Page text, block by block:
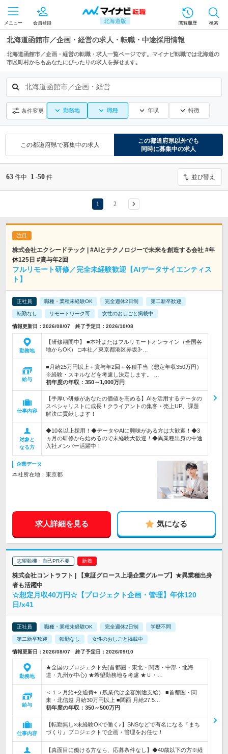
北海道版
メニュー 会員登録 閲覧履歴 検索
北海道函館市／企画・経営の求人・転職・中途採用情報
北海道函館市／企画・経営の転職・求人一覧ページです。マイナビ転職では北海道の
市区町村からもあなたにぴったりの求人を探せます。
北海道函館市／企画・経営
条件変更 勤務地 職種 年収 特徴
この都道府県で募集中の求人
この都道府県以外でも
同時に募集中の求人
63 件中 1 -50 件 並び替え
1 2
株式会社エクシードテック | #AIとテクノロジーで未来を創造する会社 #年
休125日 #賞与年2回
フルリモート研修／完全未経験歓迎【AIデータサイエンティス
ト】
正社員 職種・業種未経験OK 完全週休2日制 第二新卒歓迎
転勤なし リモートワーク可 女性のおしごと掲載中
情報更新日：2026/08/07 終了予定日：2026/10/08
勤務地
【研修期間中】 ■本社またはフルリモートオンライン（全国各
地からOK） □本社／東京都港区赤坂3-…
給与
■月給25万円以上＋賞与年2回＋各種手当（想定年収350万円）
※経験・スキルなどを考慮し決定します。 …
初年度の年収： 350～1,000万円
仕事内容
【手厚い研修があなたの価値を高める】AIを活用するデータの
スペシャリストに成長！クライアントの集客・売上UP、課題
解決に貢献します！
対象と
なる方
◆10名以上採用！◆データやAIに興味がある方は大歓迎！◆3
ヵ月の研修から始めるので未経験大歓迎！◆異業種出身の中途
入社メンバー活躍中！
企業データ
本社所在地：東京都
求人詳細を見る 気になる
志望動機・自己PR不要
株式会社コントラフト | 【東証グロース上場企業グループ】★異業種出身
者も活躍中
☆想定月収40万円☆【プロジェクト企画・管理】年休120
日/x41
正社員 職種・業種未経験OK 完全週休2日制 学歴不問
第二新卒歓迎 転勤なし 女性のおしごと掲載中
情報更新日：2026/08/07 終了予定日：2026/09/10
勤務地
★全国のプロジェクト先(首都圏・東北・関西・中部・北海
道・九州が中心) ★希望勤務地を考慮 ★Ｕ・…
給与
＜１＞月給+交通費+（残業代は全額別途支給） ■首都圏・関
東・北信越 月給30万円以上 ■関西 月給27.5…
初年度の年収： 350～500万円
仕事内容
【転勤無し×未経験OKで働く♪】SNSなどで有名になる『まち
づくり』プロジェクトで企画・管理をお任せ！
【真面目に働ける方なら、応募条件なし】◆40歳以下の方※経